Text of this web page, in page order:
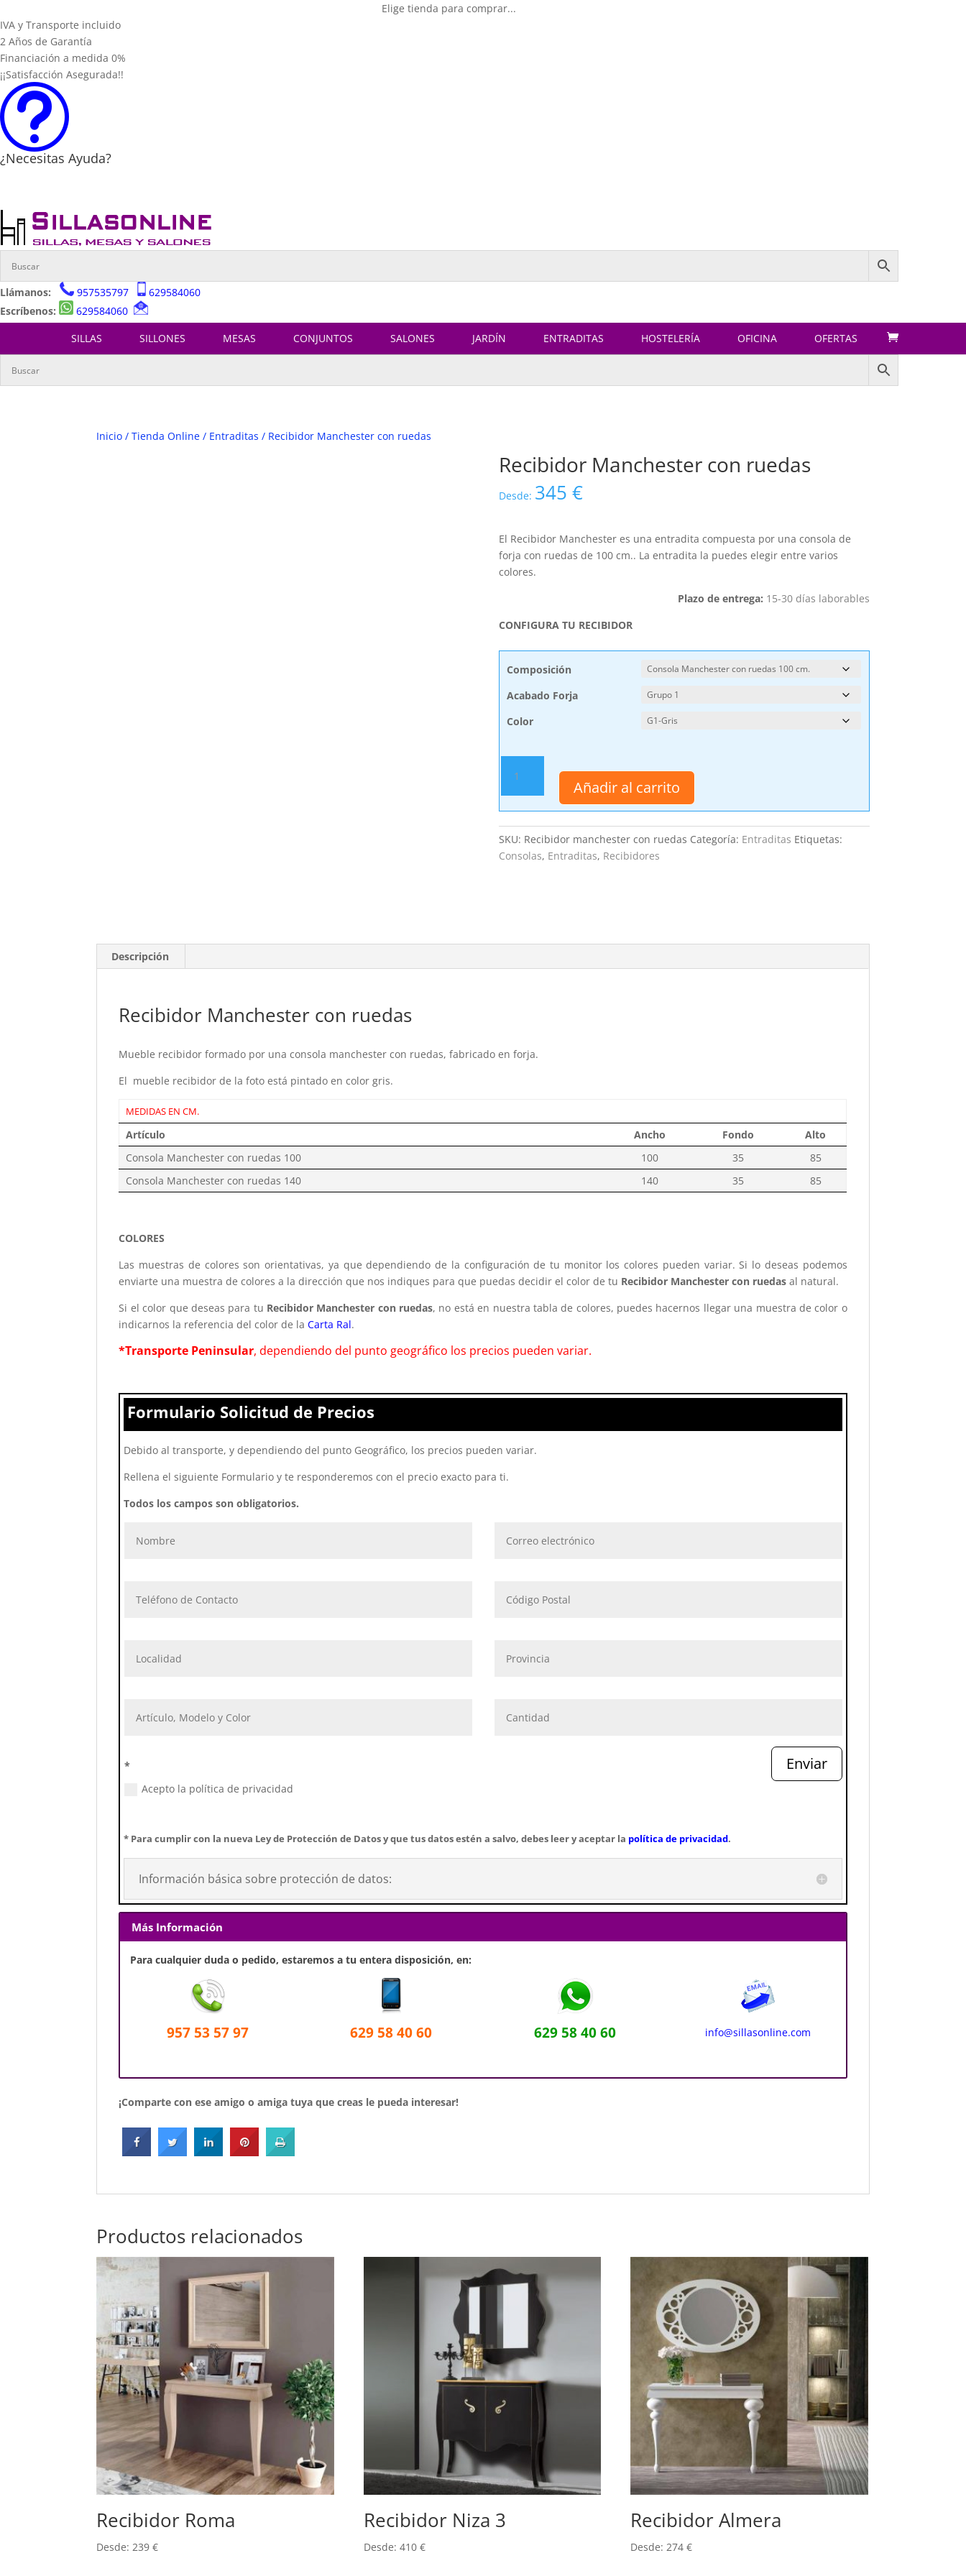
Elige tienda para comprar...
IVA y Transporte incluido
2 Años de Garantía
Financiación a medida 0%
¡¡Satisfacción Asegurada!!
t
¿Necesitas Ayuda?
Llámanos: 957535797
629584060
Escríbenos:
629584060
SILLAS SILLONES MESAS CONJUNTOS SALONES JARDÍN ENTRADITAS HOSTELERÍA OFICINA OFERTAS
Inicio /Tienda Online / Entraditas / Recibidor Manchester con ruedas
Recibidor Manchester con ruedas
Desde: 345 €
El Recibidor Manchester es una entradita compuesta por una consola de
forja con ruedas de 100 cm.. La entradita la puedes elegir entre varios
colores.
Plazo de entrega: 15-30 días laborables
CONFIGURA TU RECIBIDOR
Composición
Acabado Forja
Color
Manchester
con
ruedas
cantidad
Añadir al carrito
SKU: Recibidor manchester con ruedas Categoría: Entraditas Etiquetas:
Consolas, Entraditas, Recibidores
Descripción
Recibidor Manchester con ruedas
Mueble recibidor formado por una consola manchester con ruedas, fabricado en forja.
El mueble recibidor de la foto está pintado en color gris.
MEDIDAS EN CM.
Artículo Ancho Fondo
Alto
Consola Manchester con ruedas 100
100 35
85
Consola Manchester con ruedas 140
140 35 85
COLORES
Las muestras de colores son orientativas, ya que dependiendo de la configuración de tu monitor los colores pueden variar. Si lo deseas podemos
enviarte una muestra de colores a la dirección que nos indiques para que puedas decidir el color de tu Recibidor Manchester con ruedasal natural.
Si el color que deseas para tu Recibidor Manchester con ruedas, no está en nuestra tabla de colores, puedes hacernos llegar una muestra de color o
indicarnos la referencia del color de laCarta Ral.
*Transporte Peninsular, dependiendo del punto geográfico los precios pueden variar.
Formulario Solicitud de Precios
Debido al transporte, y dependiendo del punto Geográfico, los precios pueden variar.
Rellena el siguiente Formulario y te responderemos con el precio exacto para ti.
Todos los campos son obligatorios.
*
Acepto la política de privacidad
Enviar
* Para cumplir con la nueva Ley de Protección de Datos y que tus datos estén a salvo, debes leer y aceptar la política de privacidad.
Información básica sobre protección de datos:
Más Información
Para cualquier duda o pedido, estaremos a tu entera disposición, en:
957 53 57 97 629 58 40 60 629 58 40 60 info@sillasonline.com
¡Comparte con ese amigo o amiga tuya que creas le pueda interesar!
Productos relacionados
Recibidor Roma
Desde: 239€
Recibidor Niza 3
Desde: 410 €
Recibidor Almera
Desde: 274€